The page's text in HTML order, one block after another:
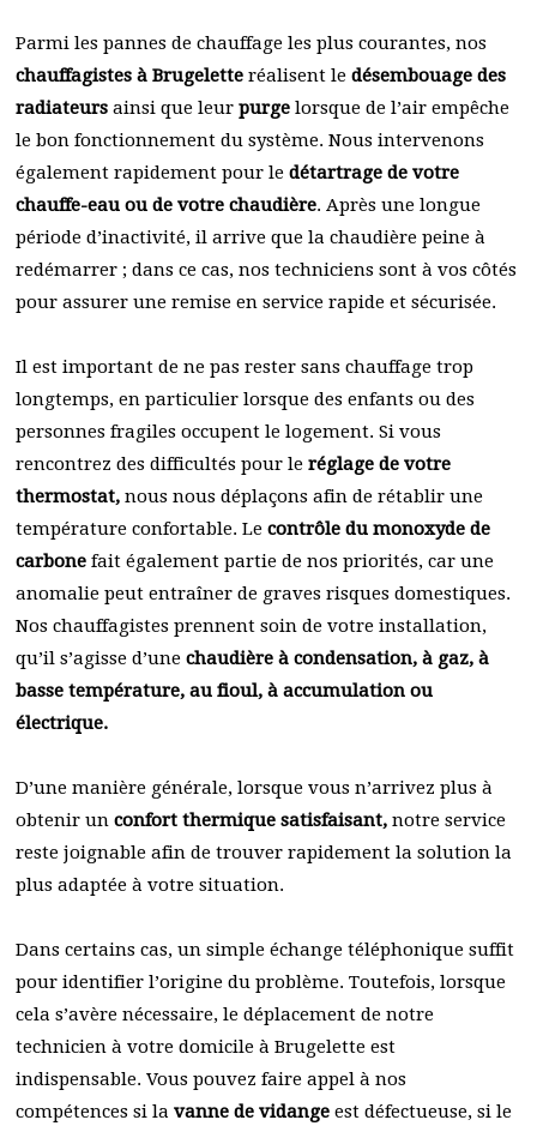
Parmi les pannes de chauffage les plus courantes, nos
chauffagistes à Brugelette réalisent le désembouage des
radiateurs ainsi que leur purge lorsque de l’air empêche
le bon fonctionnement du système. Nous intervenons
également rapidement pour le détartrage de votre
chauffe-eau ou de votre chaudière. Après une longue
période d’inactivité, il arrive que la chaudière peine à
redémarrer ; dans ce cas, nos techniciens sont à vos côtés
pour assurer une remise en service rapide et sécurisée.
Il est important de ne pas rester sans chauffage trop
longtemps, en particulier lorsque des enfants ou des
personnes fragiles occupent le logement. Si vous
rencontrez des difficultés pour le réglage de votre
thermostat, nous nous déplaçons afin de rétablir une
température confortable. Le contrôle du monoxyde de
carbone fait également partie de nos priorités, car une
anomalie peut entraîner de graves risques domestiques.
Nos chauffagistes prennent soin de votre installation,
qu’il s’agisse d’une chaudière à condensation, à gaz, à
basse température, au fioul, à accumulation ou
électrique.
D’une manière générale, lorsque vous n’arrivez plus à
obtenir un confort thermique satisfaisant, notre service
reste joignable afin de trouver rapidement la solution la
plus adaptée à votre situation.
Dans certains cas, un simple échange téléphonique suffit
pour identifier l’origine du problème. Toutefois, lorsque
cela s’avère nécessaire, le déplacement de notre
technicien à votre domicile à Brugelette est
indispensable. Vous pouvez faire appel à nos
compétences si la vanne de vidange est défectueuse, si le